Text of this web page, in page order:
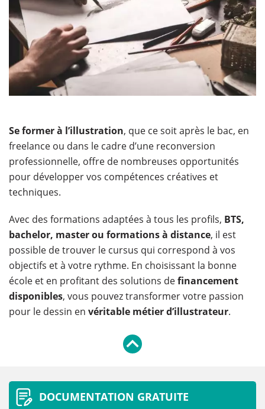
​Se former à l’illustration, que ce soit après le bac, en
freelance ou dans le cadre d’une reconversion
professionnelle, offre de nombreuses opportunités
pour développer vos compétences créatives et
techniques.
Avec des formations adaptées à tous les profils, BTS,
bachelor, master ou formations à distance, il est
possible de trouver le cursus qui correspond à vos
objectifs et à votre rythme. En choisissant la bonne
école et en profitant des solutions definancement
disponibles, vous pouvez transformer votre passion
pour le dessin en véritable métier d’illustrateur.
DOCUMENTATION GRATUITE